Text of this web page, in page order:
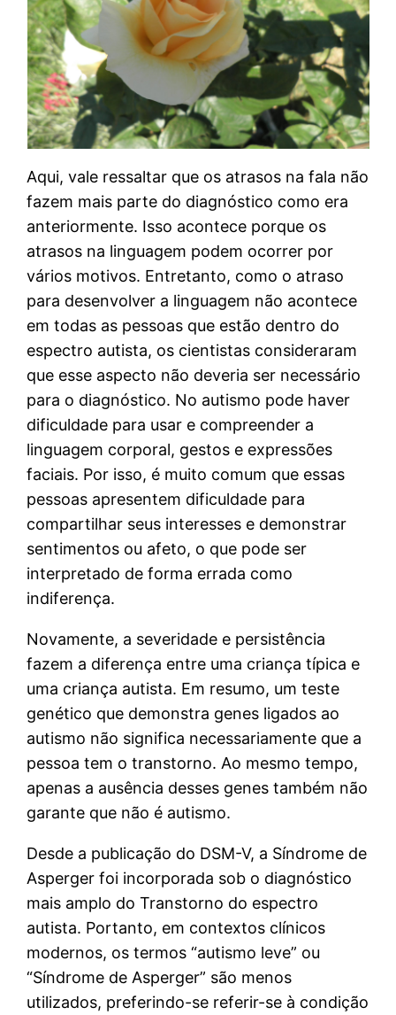
Aqui, vale ressaltar que os atrasos na fala não
fazem mais parte do diagnóstico como era
anteriormente. Isso acontece porque os
atrasos na linguagem podem ocorrer por
vários motivos. Entretanto, como o atraso
para desenvolver a linguagem não acontece
em todas as pessoas que estão dentro do
espectro autista, os cientistas consideraram
que esse aspecto não deveria ser necessário
para o diagnóstico. No autismo pode haver
dificuldade para usar e compreender a
linguagem corporal, gestos e expressões
faciais. Por isso, é muito comum que essas
pessoas apresentem dificuldade para
compartilhar seus interesses e demonstrar
sentimentos ou afeto, o que pode ser
interpretado de forma errada como
indiferença.
Novamente, a severidade e persistência
fazem a diferença entre uma criança típica e
uma criança autista. Em resumo, um teste
genético que demonstra genes ligados ao
autismo não significa necessariamente que a
pessoa tem o transtorno. Ao mesmo tempo,
apenas a ausência desses genes também não
garante que não é autismo.
Desde a publicação do DSM-V, a Síndrome de
Asperger foi incorporada sob o diagnóstico
mais amplo do Transtorno do espectro
autista. Portanto, em contextos clínicos
modernos, os termos “autismo leve” ou
“Síndrome de Asperger” são menos
utilizados, preferindo-se referir-se à condição